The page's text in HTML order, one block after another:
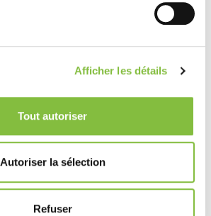
Afficher les détails
Tout autoriser
Autoriser la sélection
Refuser